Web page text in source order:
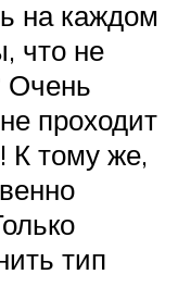
на каждом
что не
Очень
проходит
К тому же,
тип